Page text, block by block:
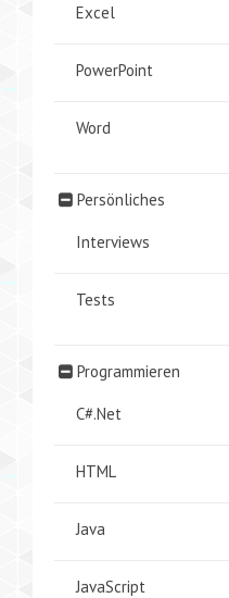
Excel
PowerPoint
Word
Persönliches
Interviews
Tests
Programmieren
C#.Net
HTML
Java
JavaScript